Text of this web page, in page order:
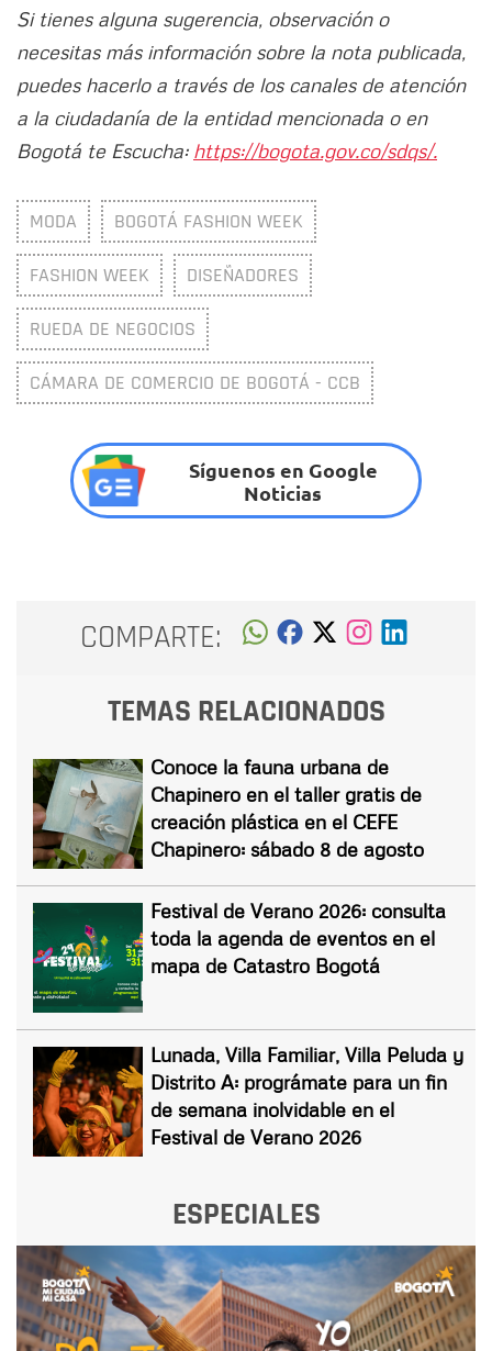
Si tienes alguna sugerencia, observación o
necesitas más información sobre la nota publicada,
puedes hacerlo a través de los canales de atención
a la ciudadanía de la entidad mencionada o en
Bogotá te Escucha: https://bogota.gov.co/sdqs/.
MODA BOGOTÁ FASHION WEEK
FASHION WEEK DISEÑADORES
RUEDA DE NEGOCIOS
CÁMARA DE COMERCIO DE BOGOTÁ - CCB
Síguenos en Google
Noticias
COMPARTE:
TEMAS RELACIONADOS
Conoce la fauna urbana de
Chapinero en el taller gratis de
creación plástica en el CEFE
Chapinero: sábado 8 de agosto
Festival de Verano 2026: consulta
toda la agenda de eventos en el
mapa de Catastro Bogotá
Lunada, Villa Familiar, Villa Peluda y
Distrito A: prográmate para un fin
de semana inolvidable en el
Festival de Verano 2026
ESPECIALES